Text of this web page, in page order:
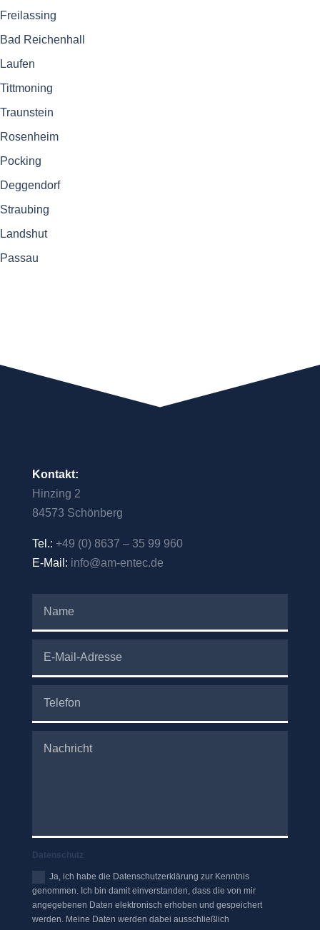
Freilassing
Bad Reichenhall
Laufen
Tittmoning
Traunstein
Rosenheim
Pocking
Deggendorf
Straubing
Landshut
Passau
Kontakt:
Hinzing 2
84573 Schönberg
Tel.: +49 (0) 8637 – 35 99 960
E-Mail: info@am-entec.de
Datenschutz
Ja, ich habe die Datenschutzerklärung zur Kenntnis
genommen. Ich bin damit einverstanden, dass die von mir
angegebenen Daten elektronisch erhoben und gespeichert
werden. Meine Daten werden dabei ausschließlich